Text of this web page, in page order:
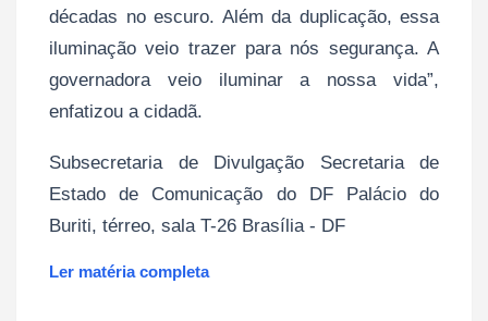
décadas no escuro. Além da duplicação, essa
iluminação veio trazer para nós segurança. A
governadora veio iluminar a nossa vida”,
enfatizou a cidadã.
Subsecretaria de Divulgação Secretaria de
Estado de Comunicação do DF Palácio do
Buriti, térreo, sala T-26 Brasília - DF
Ler matéria completa